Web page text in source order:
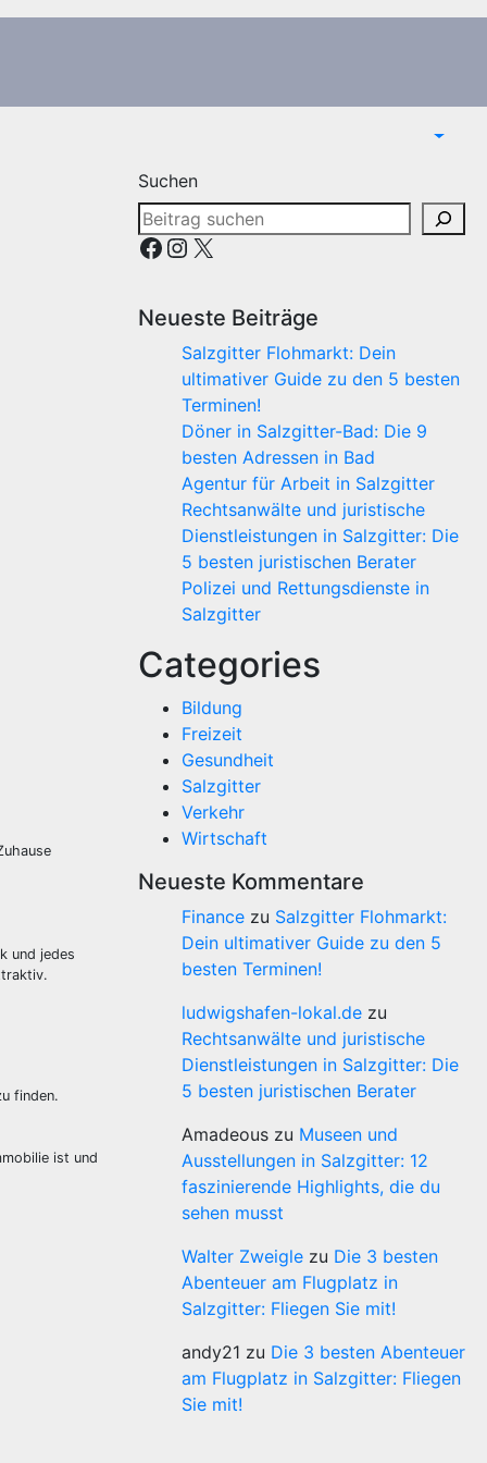
und jedes
finden.
ist und
Suchen
Facebook
Instagram
X
Neueste Beiträge
Salzgitter Flohmarkt: Dein
ultimativer Guide zu den 5 besten
Terminen!
Döner in Salzgitter-Bad: Die 9
besten Adressen in Bad
Agentur für Arbeit in Salzgitter
Rechtsanwälte und juristische
Dienstleistungen in Salzgitter: Die
5 besten juristischen Berater
Polizei und Rettungsdienste in
Salzgitter
Categories
Bildung
Freizeit
Gesundheit
Salzgitter
Verkehr
Wirtschaft
Neueste Kommentare
Finance zu Salzgitter Flohmarkt:
Dein ultimativer Guide zu den 5
besten Terminen!
ludwigshafen-lokal.de zu
Rechtsanwälte und juristische
Dienstleistungen in Salzgitter: Die
5 besten juristischen Berater
Amadeous zu Museen und
Ausstellungen in Salzgitter: 12
faszinierende Highlights, die du
sehen musst
Walter Zweigle zu Die 3 besten
Abenteuer am Flugplatz in
Salzgitter: Fliegen Sie mit!
andy21 zu Die 3 besten Abenteuer
am Flugplatz in Salzgitter: Fliegen
Sie mit!